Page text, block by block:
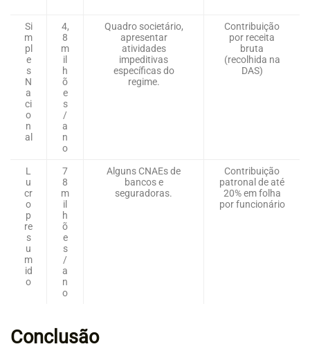
Si
m
pl
e
s
N
a
ci
o
n
al
4,
8
m
il
h
õ
e
s
/
a
n
o
Quadro societário,
apresentar
atividades
impeditivas
específicas do
regime.
Contribuição
por receita
bruta
(recolhida na
DAS)
L
u
cr
o
p
re
s
u
m
id
o
7
8
m
il
h
õ
e
s
/
a
n
o
Alguns CNAEs de
bancos e
seguradoras.
Contribuição
patronal de até
20% em folha
por funcionário
Conclusão